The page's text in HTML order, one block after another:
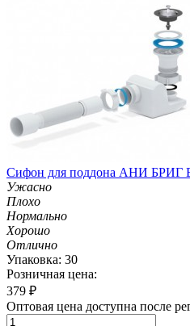
Сифон для поддона АНИ БРИГ
Ужасно
Плохо
Нормально
Хорошо
Отлично
Упаковка: 30
Розничная цена:
379 ₽
Оптовая цена доступна после